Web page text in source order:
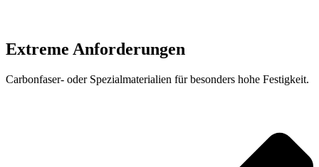
Extreme Anforderungen
Carbonfaser- oder Spezialmaterialien für besonders hohe Festigkeit.